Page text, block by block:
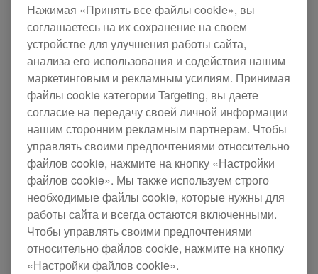
Play
Осцилляторы
Создавайте сложные кривые и добавляйте
гармонические обертона в свои композиции с 2
осцилляторами с управляемым напряжением.
Play
Нажимая «Принять все файлы cookie», вы
соглашаетесь на их сохранение на своем
устройстве для улучшения работы сайта,
анализа его использования и содействия нашим
маркетинговым и рекламным усилиям. Принимая
файлы cookie категории Targeting, вы даете
согласие на передачу своей личной информации
нашим сторонним рекламным партнерам. Чтобы
управлять своими предпочтениями относительно
файлов cookie, нажмите на кнопку «Настройки
файлов cookie». Мы также используем строго
необходимые файлы cookie, которые нужны для
работы сайта и всегда остаются включенными.
Чтобы управлять своими предпочтениями
относительно файлов cookie, нажмите на кнопку
«Настройки файлов cookie».